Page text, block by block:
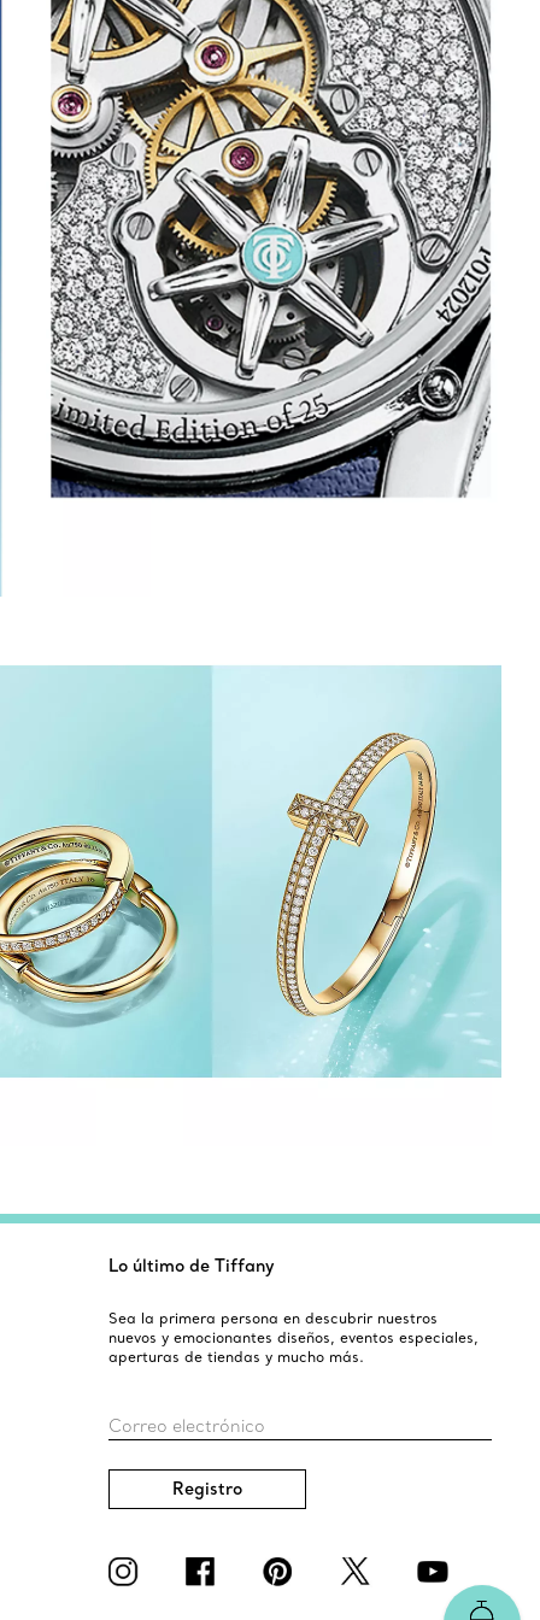
Lo último de Tiffany
Sea la primera persona en descubrir nuestros
nuevos y emocionantes diseños, eventos especiales,
aperturas de tiendas y mucho más.
Correo electrónico
Registro